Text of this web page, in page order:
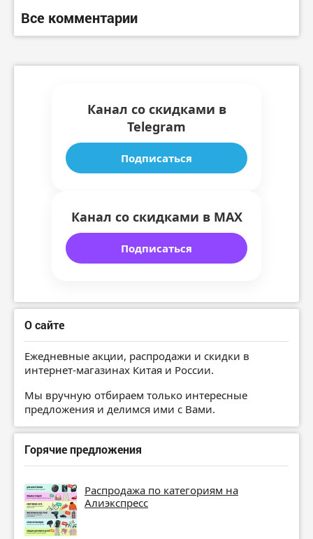
Все комментарии
Канал со скидками в
Telegram
Подписаться
Канал со скидками в MAX
Подписаться
О сайте
Ежедневные акции, распродажи и скидки в
интернет-магазинах Китая и России.
Мы вручную отбираем только интересные
предложения и делимся ими с Вами.
Горячие предложения
Распродажа по категориям на
Алиэкспресс